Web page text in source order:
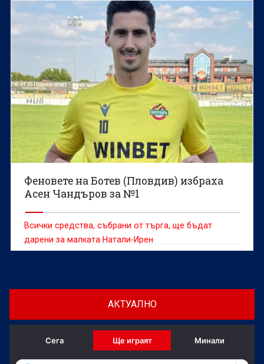
Феновете на Ботев (Пловдив) избраха
Асен Чандъров за №1
Всички средства, събрани от търга, ще бъдат
дарени за малката Натали-Ирен
АКТУАЛНО
Сега Ще играят Минали